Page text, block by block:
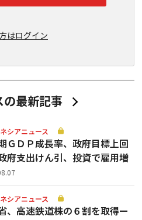
はログイン
の最新記事
シアニュース
ＧＤＰ成長率、政府目標上回
府支出けん引、投資で雇用増
シアニュース
、高速鉄道株の６割を取得ー